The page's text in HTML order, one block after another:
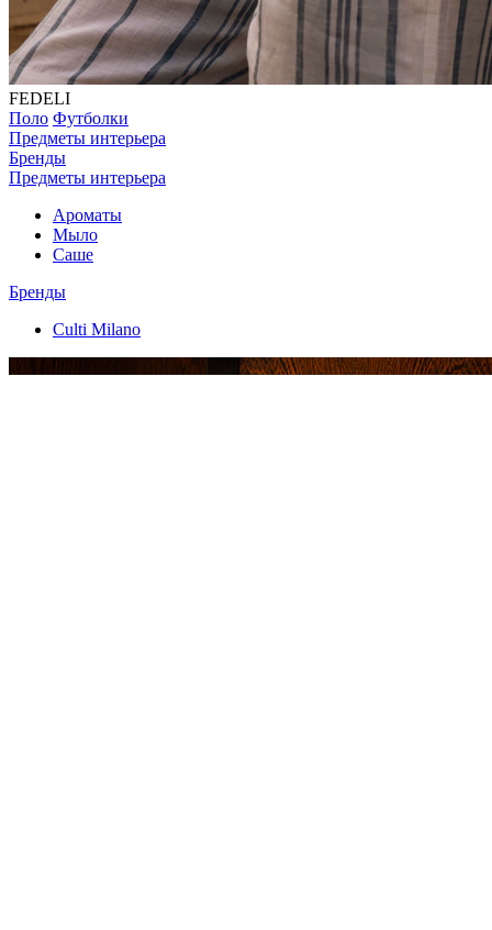
FEDELI
Поло Футболки
Предметы интерьера
Бренды
Предметы интерьера
Ароматы
Мыло
Саше
Бренды
Culti Milano